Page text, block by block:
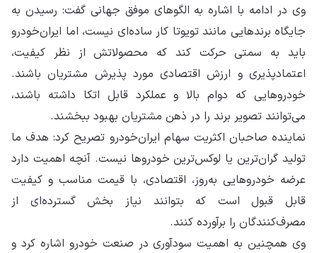
وی در ادامه با اشاره به الگوهای موفق جهانی گفت: رسیدن به
جایگاه برندهایی مانند تویوتا کار ساده‌ای نیست، اما ایران‌خودرو
باید به سمتی حرکت کند که محصولاتش از نظر کیفیت،
اعتمادپذیری و ارزش اقتصادی مورد پذیرش مشتریان باشند.
خودروهایی که دوام بالا و عملکرد قابل اتکا داشته باشند،
می‌توانند تصویر برند را در ذهن مشتریان بهبود ببخشند.
نماینده صاحبان اکثریت سهام ایران‌خودرو تصریح کرد: هدف ما
تولید گران‌ترین یا لوکس‌ترین خودروها نیست. آنچه اهمیت دارد
عرضه خودروهایی به‌روز، اقتصادی، با قیمت مناسب و کیفیت
قابل قبول است که بتوانند نیاز بخش گسترده‌ای از
مصرف‌کنندگان را برآورده کنند.
وی همچنین به اهمیت سودآوری در صنعت خودرو اشاره کرد و